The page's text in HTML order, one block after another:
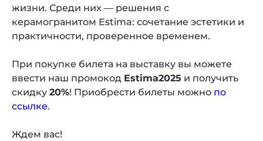
жизни. Среди них — решения с
керамогранитом Estima: сочетание эстетики и
практичности, проверенное временем.
При покупке билета на выставку вы можете
ввести наш промокод Estima2025 и получить
скидку 20%! Приобрести билеты можно по
ссылке.
Ждем вас!